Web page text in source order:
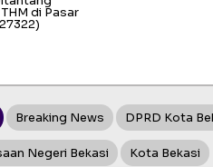
di Pasar
Breaking News DPRD Kota
Negeri Bekasi Kota Bekasi